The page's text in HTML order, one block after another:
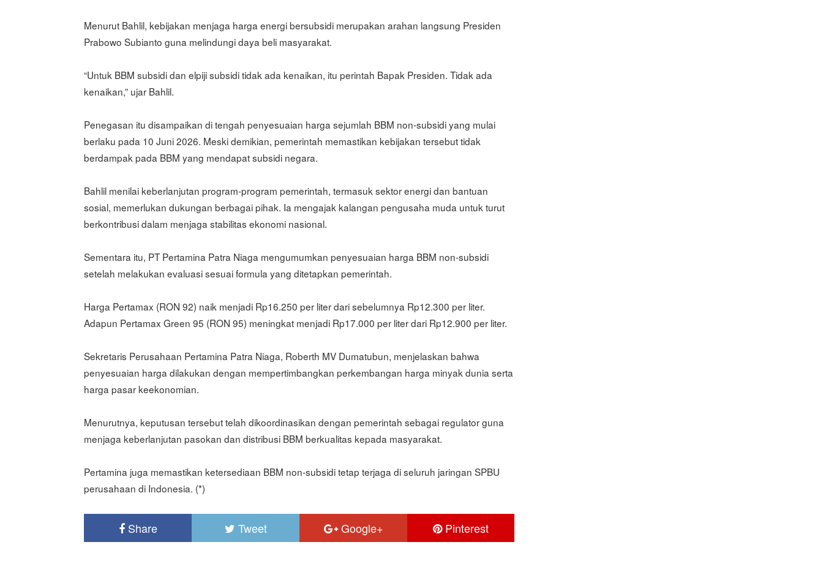
Menurut Bahlil, kebijakan menjaga harga energi bersubsidi merupakan arahan langsung Presiden
Prabowo Subianto guna melindungi daya beli masyarakat.
“Untuk BBM subsidi dan elpiji subsidi tidak ada kenaikan, itu perintah Bapak Presiden. Tidak ada
kenaikan,” ujar Bahlil.
Penegasan itu disampaikan di tengah penyesuaian harga sejumlah BBM non-subsidi yang mulai
berlaku pada 10 Juni 2026. Meski demikian, pemerintah memastikan kebijakan tersebut tidak
berdampak pada BBM yang mendapat subsidi negara.
Bahlil menilai keberlanjutan program-program pemerintah, termasuk sektor energi dan bantuan
sosial, memerlukan dukungan berbagai pihak. Ia mengajak kalangan pengusaha muda untuk turut
berkontribusi dalam menjaga stabilitas ekonomi nasional.
Sementara itu, PT Pertamina Patra Niaga mengumumkan penyesuaian harga BBM non-subsidi
setelah melakukan evaluasi sesuai formula yang ditetapkan pemerintah.
Harga Pertamax (RON 92) naik menjadi Rp16.250 per liter dari sebelumnya Rp12.300 per liter.
Adapun Pertamax Green 95 (RON 95) meningkat menjadi Rp17.000 per liter dari Rp12.900 per liter.
Sekretaris Perusahaan Pertamina Patra Niaga, Roberth MV Dumatubun, menjelaskan bahwa
penyesuaian harga dilakukan dengan mempertimbangkan perkembangan harga minyak dunia serta
harga pasar keekonomian.
Menurutnya, keputusan tersebut telah dikoordinasikan dengan pemerintah sebagai regulator guna
menjaga keberlanjutan pasokan dan distribusi BBM berkualitas kepada masyarakat.
Pertamina juga memastikan ketersediaan BBM non-subsidi tetap terjaga di seluruh jaringan SPBU
perusahaan di Indonesia. (*)
Share Tweet Google+ Pinterest